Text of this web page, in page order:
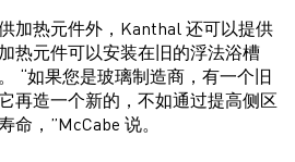
加热元件外，Kanthal 还可以提供
热元件可以安装在旧的浮法浴槽
“如果您是玻璃制造商，有一个旧
再造一个新的，不如通过提高侧区
，”McCabe 说。